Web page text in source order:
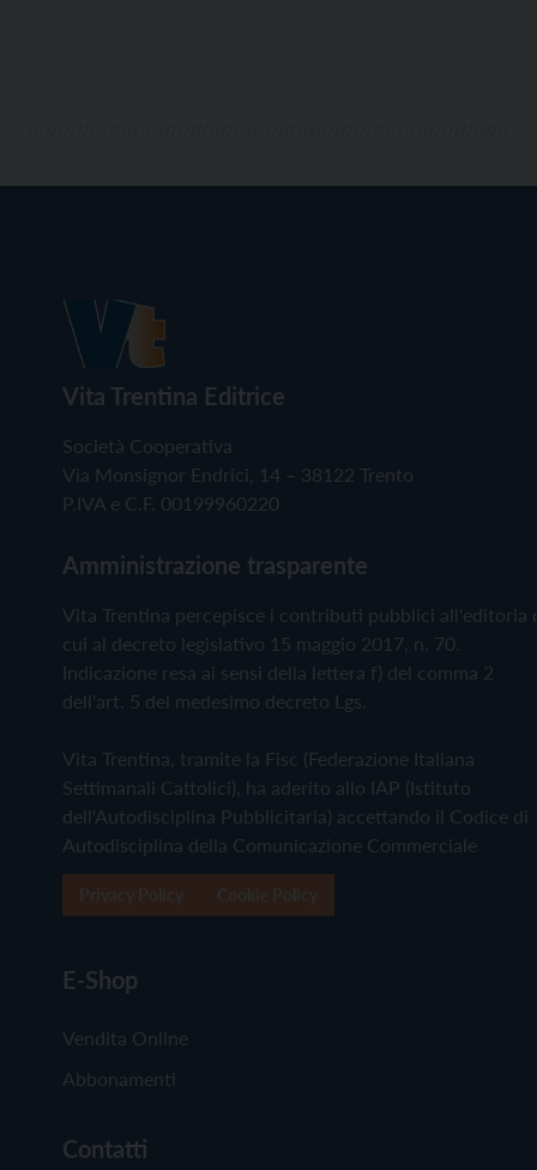
Vita Trentina Editrice
Società Cooperativa
Via Monsignor Endrici, 14 – 38122 Trento
P.IVA e C.F. 00199960220
Amministrazione trasparente
Vita Trentina percepisce i contributi pubblici all'editoria
cui al decreto legislativo 15 maggio 2017, n. 70.
Indicazione resa ai sensi della lettera f) del comma 2
dell'art. 5 del medesimo decreto Lgs.
Vita Trentina, tramite la Fisc (Federazione Italiana
Settimanali Cattolici), ha aderito allo IAP (Istituto
dell'Autodisciplina Pubblicitaria) accettando il Codice di
Autodisciplina della Comunicazione Commerciale
E-Shop
Vendita Online
Abbonamenti
Contatti